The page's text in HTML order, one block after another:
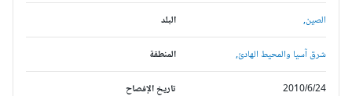
البلد الصين,
المنطقة شرق آسيا والمحيط الهادئ,
تاريخ الإفصاح 2010/6/24